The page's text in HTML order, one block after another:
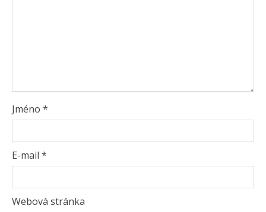
Jméno *
E-mail *
Webová stránka